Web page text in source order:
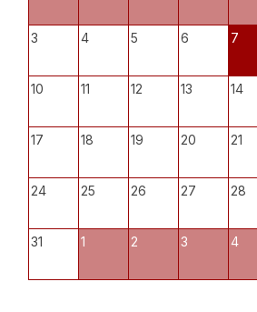
3 4 5 6 7
10 11 12 13 14
17 18 19 20 21
24 25 26 27 28
31 1 2 3 4